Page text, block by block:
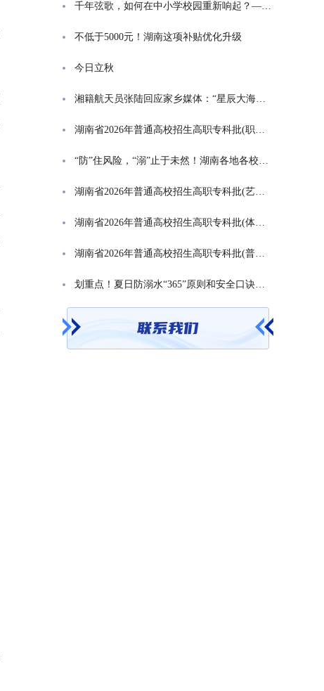
千年弦歌，如何在中小学校园重新响起？——湖南首届中小学书院制建设研讨会观察
不低于5000元！湖南这项补贴优化升级
今日立秋
湘籍航天员张陆回应家乡媒体：“星辰大海是一群人的长征”
湖南省2026年普通高校招生高职专科批(职高对口类)第一次投档分数线
“防”住风险，“溺”止于未然！湖南各地各校打响防溺水“保卫战”
湖南省2026年普通高校招生高职专科批(艺术类)第一次投档分数线
湖南省2026年普通高校招生高职专科批(体育类)第一次投档分数线
湖南省2026年普通高校招生高职专科批(普通类)第一次投档分数线
划重点！夏日防溺水“365”原则和安全口诀一起学